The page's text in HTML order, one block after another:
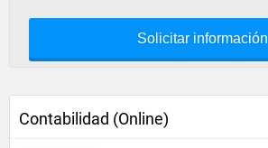
Solicitar información
Contabilidad (Online)